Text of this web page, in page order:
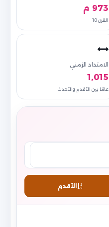
973 م
القرن 10
الامتداد الزمني
1,015
عامًا بين الأقدم والأحدث
الأقدم